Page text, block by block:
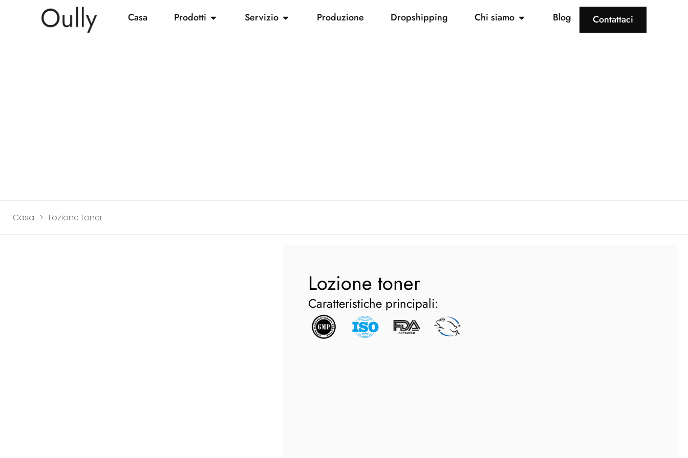
Casa Prodotti Servizio Produzione Dropshipping Chi siamo Blog Contattaci
Casa > Lozione toner
Lozione toner
Caratteristiche principali: